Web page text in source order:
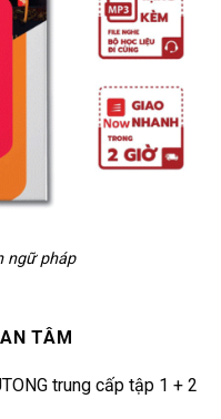
ngữ pháp
TÂM
trung cấp tập 1 + 2